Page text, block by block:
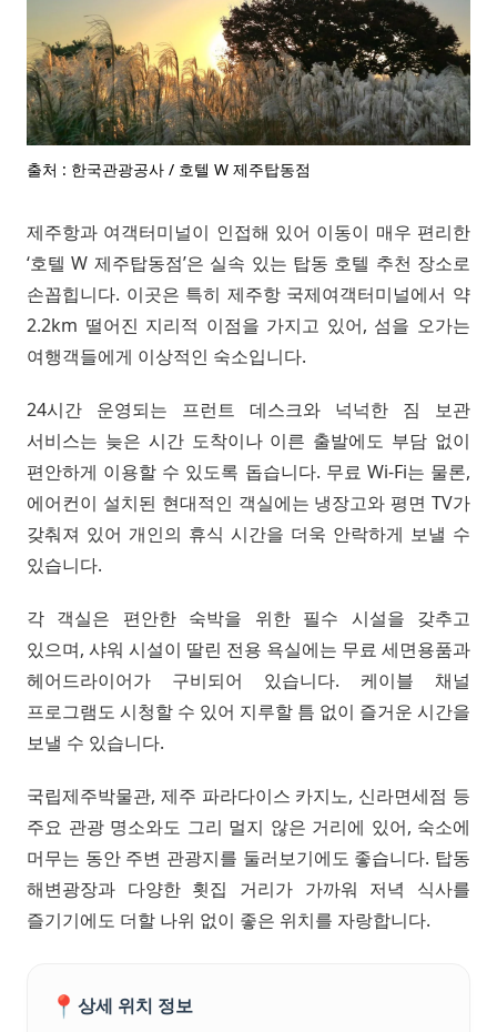
출처 : 한국관광공사 / 호텔 W 제주탑동점
제주항과 여객터미널이 인접해 있어 이동이 매우 편리한
‘호텔 W 제주탑동점’은 실속 있는 탑동 호텔 추천 장소로
손꼽힙니다. 이곳은 특히 제주항 국제여객터미널에서 약
2.2km 떨어진 지리적 이점을 가지고 있어, 섬을 오가는
여행객들에게 이상적인 숙소입니다.
24시간 운영되는 프런트 데스크와 넉넉한 짐 보관
서비스는 늦은 시간 도착이나 이른 출발에도 부담 없이
편안하게 이용할 수 있도록 돕습니다. 무료 Wi-Fi는 물론,
에어컨이 설치된 현대적인 객실에는 냉장고와 평면 TV가
갖춰져 있어 개인의 휴식 시간을 더욱 안락하게 보낼 수
있습니다.
각 객실은 편안한 숙박을 위한 필수 시설을 갖추고
있으며, 샤워 시설이 딸린 전용 욕실에는 무료 세면용품과
헤어드라이어가 구비되어 있습니다. 케이블 채널
프로그램도 시청할 수 있어 지루할 틈 없이 즐거운 시간을
보낼 수 있습니다.
국립제주박물관, 제주 파라다이스 카지노, 신라면세점 등
주요 관광 명소와도 그리 멀지 않은 거리에 있어, 숙소에
머무는 동안 주변 관광지를 둘러보기에도 좋습니다. 탑동
해변광장과 다양한 횟집 거리가 가까워 저녁 식사를
즐기기에도 더할 나위 없이 좋은 위치를 자랑합니다.
📍 상세 위치 정보